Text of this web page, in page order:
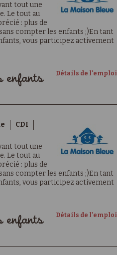
tout une
Le tout au
: plus de
compter les enfants ;)En tant
vous participez activement
Détails de l'emploi
enfants
CDI
tout une
Le tout au
: plus de
compter les enfants ;)En tant
vous participez activement
Détails de l'emploi
enfants